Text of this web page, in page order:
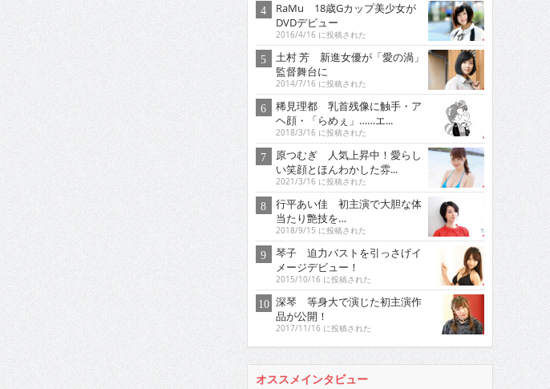
RaMu 18歳Gカップ美少女が
DVDデビュー
2016/4/16 に投稿された
土村 芳 新進女優が「愛の渦」
監督舞台に
2014/7/16 に投稿された
稀見理都 乳首残像に触手・ア
ヘ顔・「らめぇ」……エ...
2018/3/16 に投稿された
原つむぎ 人気上昇中！愛らし
い笑顔とほんわかした雰...
2021/3/16 に投稿された
行平あい佳 初主演で大胆な体
当たり艶技を…
2018/9/15 に投稿された
琴子 迫力バストを引っさげイ
メージデビュー！
2015/10/16 に投稿された
深琴 等身大で演じた初主演作
品が公開！
2017/11/16 に投稿された
オススメインタビュー